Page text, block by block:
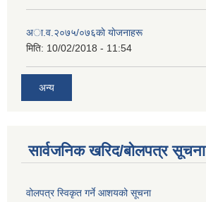
अा‍‍.व.२०७५/०७६काे याेजनाहरू
मिति: 10/02/2018 - 11:54
अन्य
सार्वजनिक खरिद/बोलपत्र सूचना
वोलपत्र स्विकृत गर्ने आशयको सूचना